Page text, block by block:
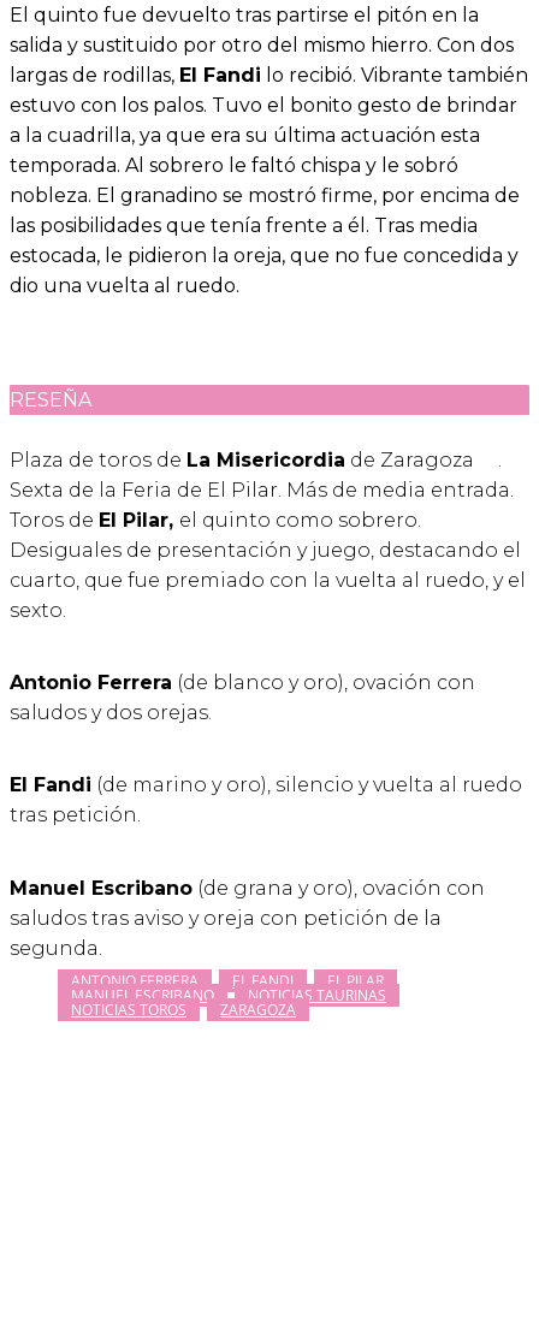
El quinto fue devuelto tras partirse el pitón en la
salida y sustituido por otro del mismo hierro. Con dos
largas de rodillas, El Fandi lo recibió. Vibrante también
estuvo con los palos. Tuvo el bonito gesto de brindar
a la cuadrilla, ya que era su última actuación esta
temporada. Al sobrero le faltó chispa y le sobró
nobleza. El granadino se mostró firme, por encima de
las posibilidades que tenía frente a él. Tras media
estocada, le pidieron la oreja, que no fue concedida y
dio una vuelta al ruedo.
RESEÑA
Plaza de toros de La Misericordia de Zaragoza
.
Sexta de la Feria de El Pilar. Más de media entrada.
Toros de El Pilar, el quinto como sobrero.
Desiguales de presentación y juego, destacando el
cuarto, que fue premiado con la vuelta al ruedo, y el
sexto.
Antonio Ferrera (de blanco y oro), ovación con
saludos y dos orejas.
El Fandi (de marino y oro), silencio y vuelta al ruedo
tras petición.
Manuel Escribano (de grana y oro), ovación con
saludos tras aviso y oreja con petición de la
segunda.
ANTONIO FERRERA EL FANDI EL PILAR
MANUEL ESCRIBANO NOTICIAS TAURINAS
NOTICIAS TOROS ZARAGOZA